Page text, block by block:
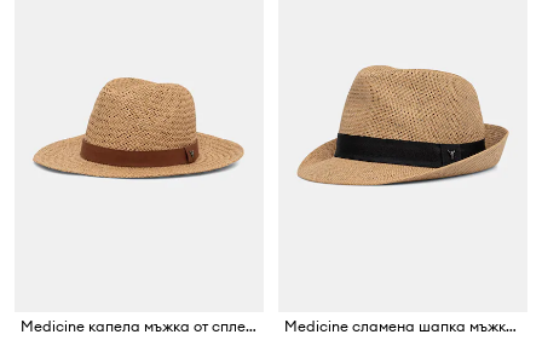
Medicine капела мъжка от сплетена материя
Medicine сламена шапка мъжка от сплетена материя